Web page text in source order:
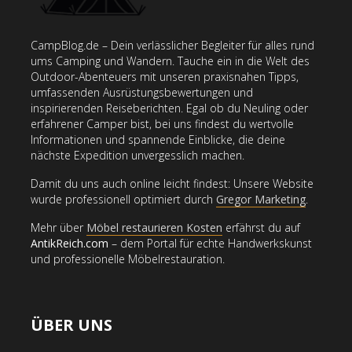
Körper –
Flüssigkeitsverlust
verstehen
deiner Tasche
haben solltest –
Minimalismus beim
Bushcraft
Leitfaden zu allen
Wegmarkierungen
CampBlog.de – Dein verlässlicher Begleiter für alles rund
ums Camping und Wandern. Tauche ein in die Welt des
Outdoor-Abenteuers mit unseren praxisnahen Tipps,
umfassenden Ausrüstungsbewertungen und
inspirierenden Reiseberichten. Egal ob du Neuling oder
erfahrener Camper bist, bei uns findest du wertvolle
Informationen und spannende Einblicke, die deine
nächste Expedition unvergesslich machen.
Damit du uns auch online leicht findest: Unsere Website
wurde professionell optimiert durch Gregor Marketing
Mehr über Möbel restaurieren Kosten erfährst du auf
AntikReich.com – dem Portal für echte Handwerkskunst
und professionelle Möbelrestauration.
ÜBER UNS